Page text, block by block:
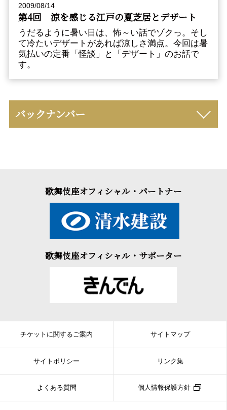
2009/08/14
第4回 涼を感じる江戸の夏芝居とデザート
うだるように暑い日は、怖～い話でゾクっ。そし
て冷たいデザートがあれば涼しさ満点。今回は暑
気払いの定番「怪談」と「デザート」のお話で
す。
バックナンバー
歌舞伎座オフィシャル・パートナー
歌舞伎座オフィシャル・サポーター
チケットに関するご案内 サイトマップ
サイトポリシー リンク集
よくある質問 個人情報保護方針